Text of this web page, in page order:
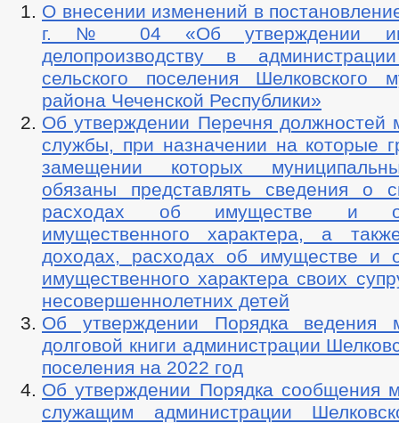
О внесении изменений в
г. № 04 «Об утверждении
делопроизводству в
сельского поселения Шелковского
района Чеченской Республики»
Об утверждении Перечня должностей
службы, при назначении на которые
замещении которых
обязаны представлять сведения о
расходах об имуществе и
имущественного характера, а
доходах, расходах об имуществе и
имущественного характера своих
несовершеннолетних детей
Об утверждении Порядка ведения
долговой книги администрации
поселения на 2022 год
Об утверждении Порядка сообщения
служащим администрации